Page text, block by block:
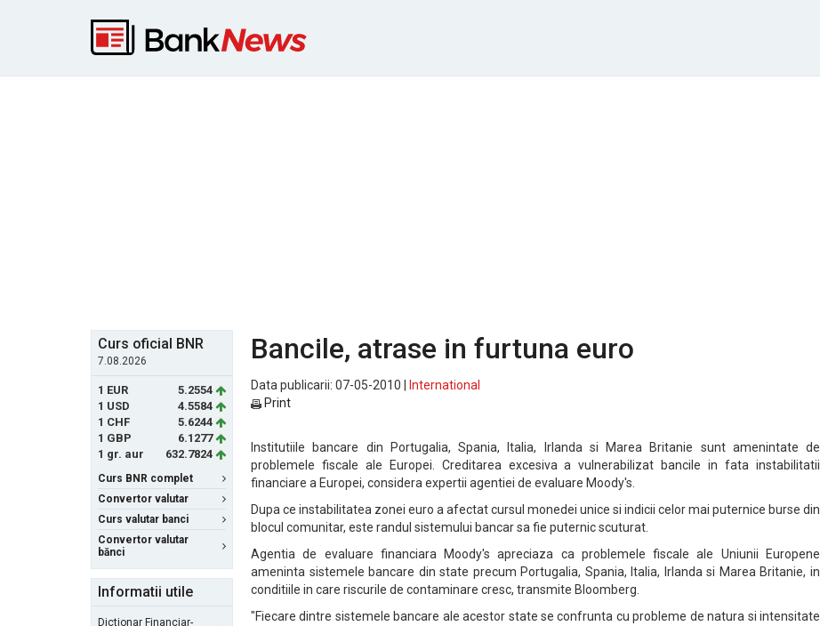
Curs oficial BNR
7.08.2026
1 EUR
5.2554
1 USD
4.5584
1 CHF
5.6244
1 GBP
6.1277
1 gr. aur
632.7824
Curs BNR complet
Convertor valutar
Curs valutar banci
Convertor valutar
bănci
Informatii utile
Dictionar Financiar-
Bancile, atrase in furtuna euro
Data publicarii: 07-05-2010 |
International
Print
Institutiile bancare din Portugalia, Spania, Italia, Irlanda si Marea Britanie sunt amenintate de
problemele fiscale ale Europei. Creditarea excesiva a vulnerabilizat bancile in fata instabilitatii
financiare a Europei, considera expertii agentiei de evaluare Moody's.
Dupa ce instabilitatea zonei euro a afectat cursul monedei unice si indicii celor mai puternice burse din
blocul comunitar, este randul sistemului bancar sa fie puternic scuturat.
Agentia de evaluare financiara Moody's apreciaza ca problemele fiscale ale Uniunii Europene
ameninta sistemele bancare din state precum Portugalia, Spania, Italia, Irlanda si Marea Britanie, in
conditiile in care riscurile de contaminare cresc, transmite Bloomberg.
"Fiecare dintre sistemele bancare ale acestor state se confrunta cu probleme de natura si intensitate